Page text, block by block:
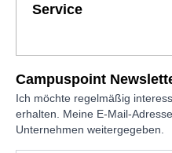
Service
Campuspoint
Ich möchte regelmäßig
erhalten. Meine E-Mail-
Unternehmen weitergegeben.